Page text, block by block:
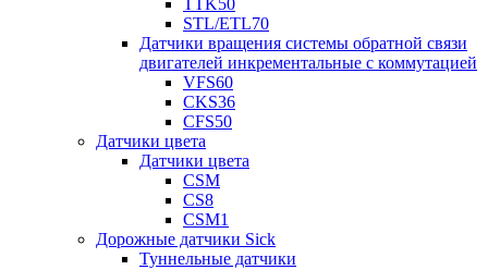
TTK50
STL/ETL70
Датчики вращения системы обратной связи
двигателей инкрементальные с коммутацией
VFS60
CKS36
CFS50
Датчики цвета
Датчики цвета
CSM
CS8
CSM1
Дорожные датчики Sick
Туннельные датчики